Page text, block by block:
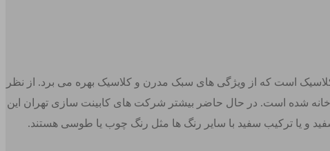
است که از ویژگی های سبک مدرن و کلاسیک بهره می برد. از نظر
آشپزخانه شده است. در حال حاضر بیشتر شرکت های کابینت سازی تهران این
سفید و یا ترکیب سفید با سایر رنگ ها مثل رنگ چوب یا طوسی هستند.